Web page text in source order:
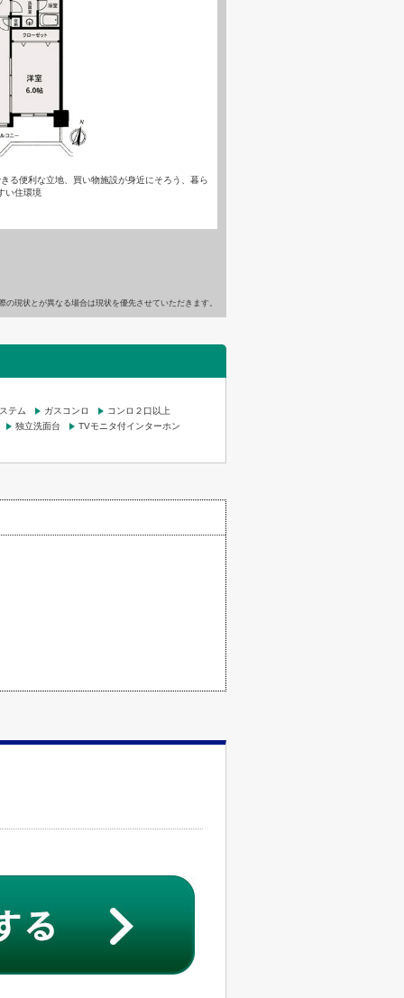
る便利な立地、買い物施設が身近にそろう、暮ら
い住環境
の現状とが異なる場合は現状を優先させていただきます。
テム ガスコンロ
コンロ２口以上
独立洗面台
TVモニタ付インターホン